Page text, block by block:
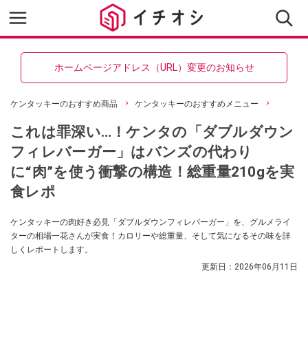
ホームページアドレス（URL）変更のお知らせ
ケンタッキーのおすすめ商品 ケンタッキーのおすすめメニュー
これは罪深い…！ケンタの「ダブルダウン
フィレバーガー」はバンズの代わり
に“肉”を使う衝撃の構造！総重量210gを実
食レポ
ケンタッキーの肉好き必見「ダブルダウンフィレバーガー」を、グルメライ
ターの相場一花さんが実食！カロリーや総重量、そして気になるその味を詳
しくレポートします。
更新日： 2026年06月11日